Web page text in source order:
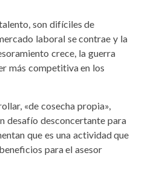
son difíciles de
laboral se contrae y la
crece, la guerra
más competitiva en los
«de cosecha propia»,
desafío desconcertante para
que es una actividad que
para el asesor